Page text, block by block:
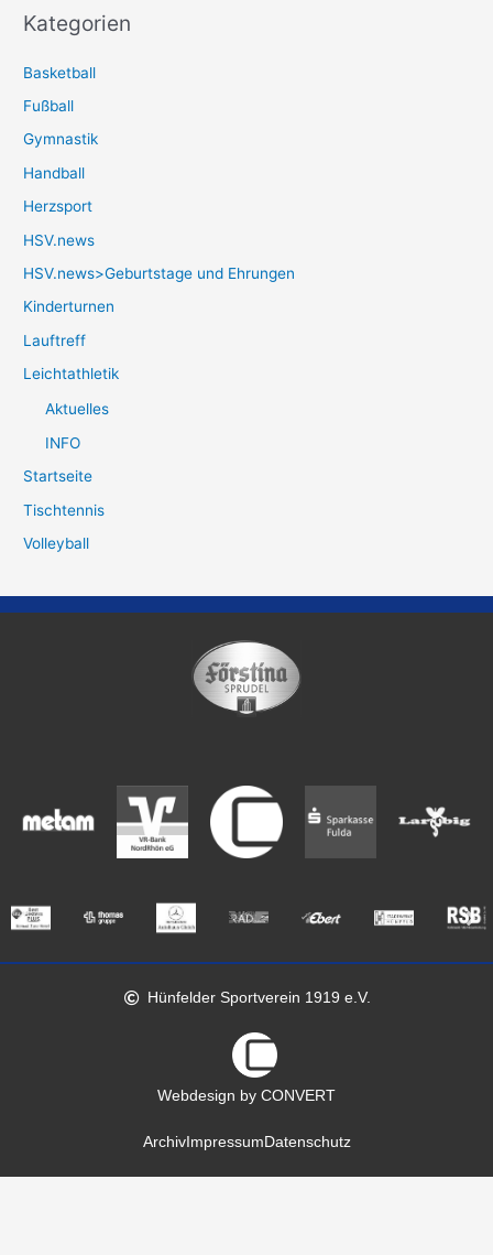
Kategorien
Basketball
Fußball
Gymnastik
Handball
Herzsport
HSV.news
HSV.news>Geburtstage und Ehrungen
Kinderturnen
Lauftreff
Leichtathletik
Aktuelles
INFO
Startseite
Tischtennis
Volleyball
Hünfelder Sportverein 1919 e.V.
Webdesign by CONVERT
ArchivImpressum Datenschutz